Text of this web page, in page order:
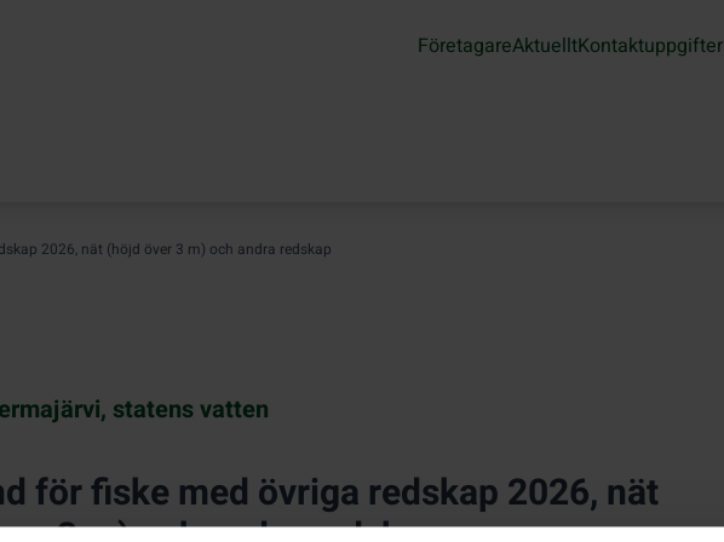
FöretagareAktuelltKontaktuppgifter
2026, nät (höjd över 3 m) och andra redskap
statens vatten
för fiske med övriga redskap 2026, nät